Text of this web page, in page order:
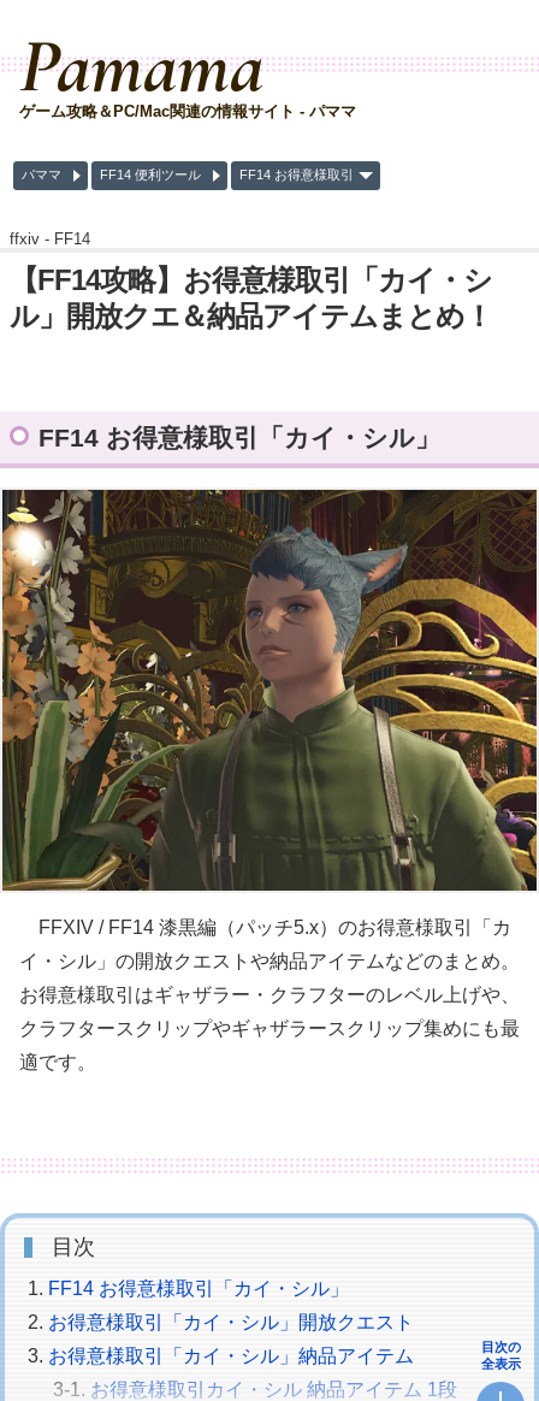
Pamama
ゲーム攻略＆PC/Mac関連の情報サイト - パママ
パママ FF14 便利ツール FF14 お得意様取引
ffxiv - FF14
【FF14攻略】お得意様取引「カイ・シ
ル」開放クエ＆納品アイテムまとめ！
FF14 お得意様取引「カイ・シル」
FFXIV / FF14 漆黒編（パッチ5.x）のお得意様取引「カ
イ・シル」の開放クエストや納品アイテムなどのまとめ。
お得意様取引はギャザラー・クラフターのレベル上げや、
クラフタースクリップやギャザラースクリップ集めにも最
適です。
目次
FF14 お得意様取引「カイ・シル」
お得意様取引「カイ・シル」開放クエスト
お得意様取引「カイ・シル」納品アイテム
お得意様取引カイ・シル 納品アイテム 1段
目次の
全表示